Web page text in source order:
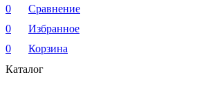
0
Сравнение
0
Избранное
0
Корзина
Каталог